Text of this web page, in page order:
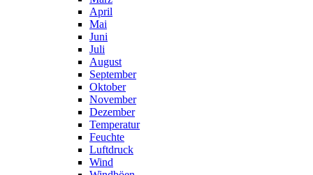
April
Mai
Juni
Juli
August
September
Oktober
November
Dezember
Temperatur
Feuchte
Luftdruck
Wind